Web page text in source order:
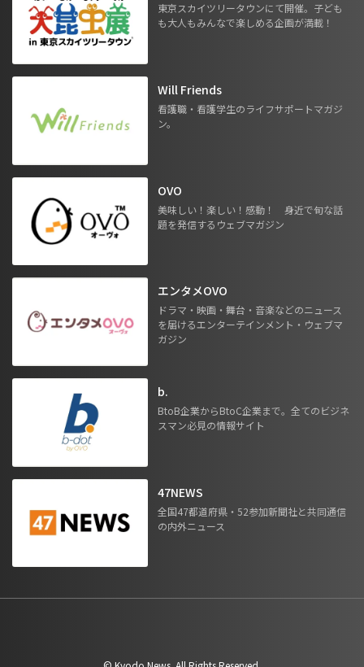
東京スカイツリータウンにて開催。子ども
も大人もみんなで楽しめる企画が満載！
Will Friends
看護職・看護学生のライフサポートマガジ
ン。
OVO
美味しい！楽しい！感動！ 身近で旬な話
題を発信するウェブマガジン
エンタメOVO
ドラマ・映画・舞台・音楽などのニュース
を届けるエンターテインメント・ウェブマ
ガジン
b.
BtoB企業からBtoC企業まで。全てのビジネ
スマン必見の情報サイト
47NEWS
全国47都道府県・52参加新聞社と共同通信
の内外ニュース